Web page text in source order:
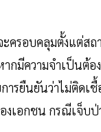
ะครอบคลุมตั้งแต่ส
มีความจำเป็นต้
รยืนยันว่าไม่ติดเ
เอกชน กรณีเจ็บ